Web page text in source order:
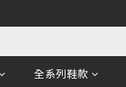
全系列鞋款